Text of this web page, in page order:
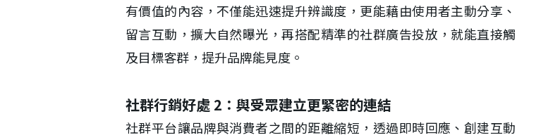
有價值的內容，不僅能迅速提升辨識度，更能藉由使用者主動分享、
留言互動，擴大自然曝光，再搭配精準的社群廣告投放，就能直接觸
及目標客群，提升品牌能見度。
社群行銷好處 2：與受眾建立更緊密的連結
社群平台讓品牌與消費者之間的距離縮短，透過即時回應、創建互動